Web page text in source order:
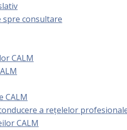
spre consultare
CALM
CALM
a rețelelor
CALM